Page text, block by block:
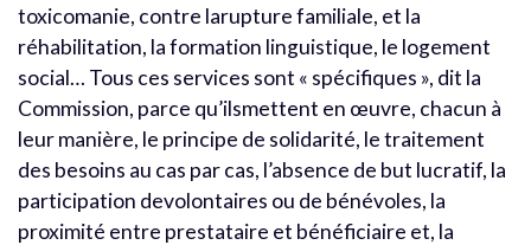
toxicomanie, contre larupture familiale, et la
réhabilitation, la formation linguistique, le logement
social… Tous ces services sont « spécifiques », dit la
Commission, parce qu’ilsmettent en œuvre, chacun à
leur manière, le principe de solidarité, le traitement
des besoins au cas par cas, l’absence de but lucratif, la
participation devolontaires ou de bénévoles, la
proximité entre prestataire et bénéficiaire et, la